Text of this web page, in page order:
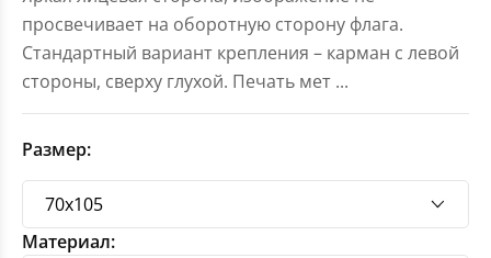
просвечивает на оборотную сторону флага.
Стандартный вариант крепления – карман с левой
стороны, сверху глухой. Печать мет ...
Размер:
Материал: